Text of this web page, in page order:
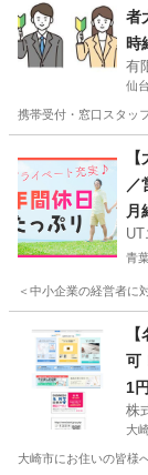
者
時
有
仙
携帯受付・窓口スタッ
／
月
青
＜中小企業の経営者に
可
1
株
大
大崎市にお住いの皆様